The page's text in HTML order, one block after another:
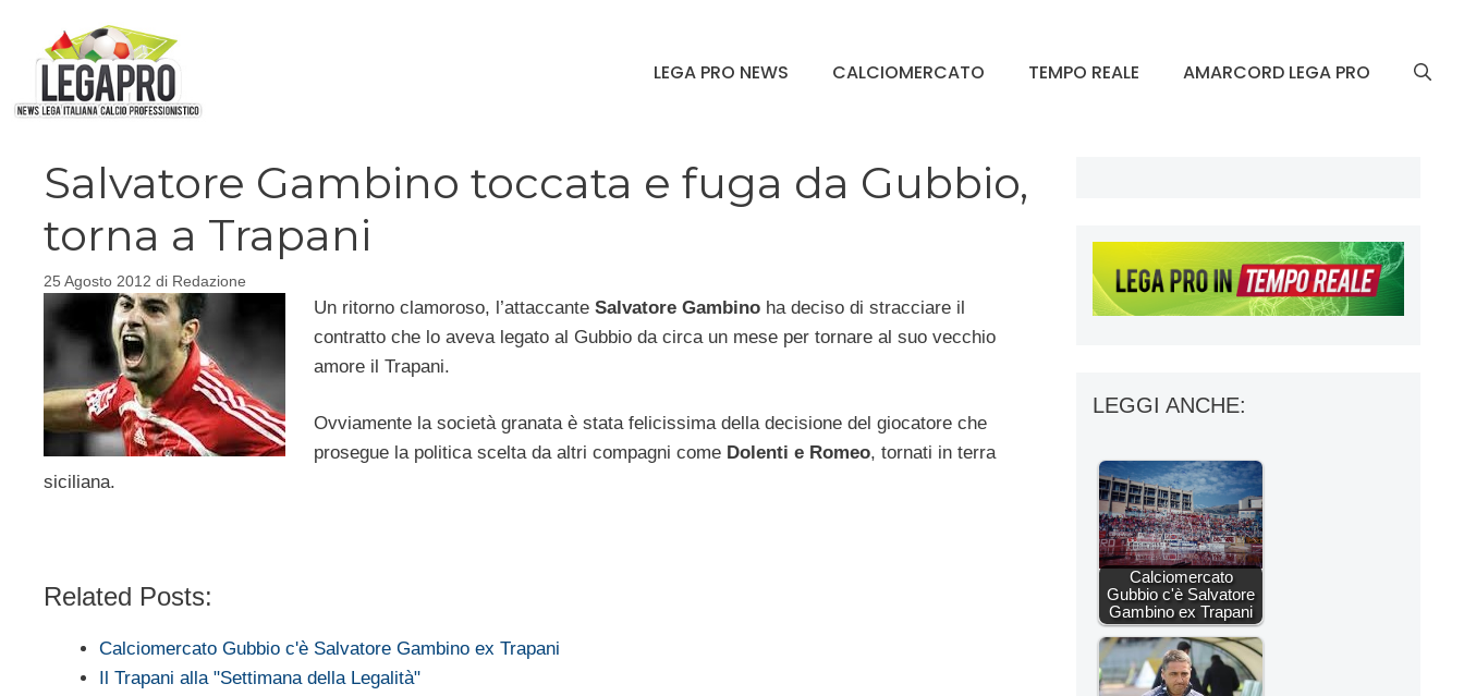
contenuto
LEGA PRO NEWS CALCIOMERCATO TEMPO REALE AMARCORD LEGA PRO
Salvatore Gambino toccata e fuga da Gubbio,
torna a Trapani
25 Agosto 2012 di Redazione
Un ritorno clamoroso, l’attaccante Salvatore Gambinoha deciso di stracciare il
contratto che lo aveva legato al Gubbio da circa un mese per tornare al suo vecchio
amore il Trapani.
Ovviamente la società granata è stata felicissima della decisione del giocatore che
prosegue la politica scelta da altri compagni come Dolenti e Romeo, tornati in terra
siciliana.
Related Posts:
Calciomercato Gubbio c'è Salvatore Gambino ex Trapani
Il Trapani alla "Settimana della Legalità"
LEGGI ANCHE:
Calciomercato
Gubbio c'è Salvatore
Gambino ex Trapani